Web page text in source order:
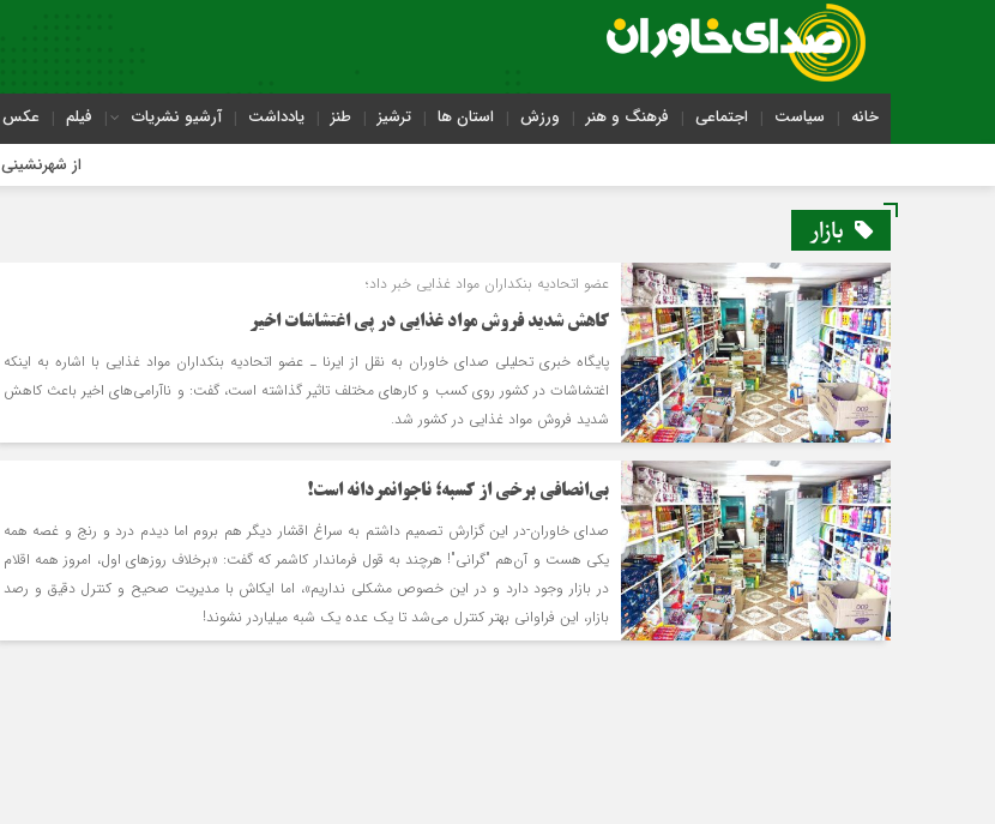
خانه سیاست اجتماعی فرهنگ و هنر ورزش استان ها ترشیز طنز یادداشت آرشیو نشریات فیلم عکس
از شهرنشینی تا شهروندی
بازار
عضو اتحادیه بنکداران مواد غذایی خبر داد؛
کاهش شدید فروش مواد غذایی در پی اغتشاشات اخیر
پایگاه خبری تحلیلی صدای خاوران به نقل از ایرنا ـ عضو اتحادیه بنکداران مواد غذایی با اشاره به اینکه
اغتشاشات در کشور روی کسب و کارهای مختلف تاثیر گذاشته است، گفت: و ناآرامی‌های اخیر باعث کاهش
شدید فروش مواد غذایی در کشور شد.
بی‌انصافی برخی از کسبه؛ ناجوانمردانه است!
صدای خاوران-در این گزارش تصمیم داشتم به سراغ اقشار دیگر هم بروم اما دیدم درد و رنج و غصه همه
یکی هست و آن‌هم "گرانی"! هرچند به قول فرماندار کاشمر که گفت: «برخلاف روزهای اول، امروز همه اقلام
در بازار وجود دارد و در این خصوص مشکلی نداریم»، اما ایکاش با مدیریت صحیح و کنترل دقیق و رصد
بازار، این فراوانی بهتر کنترل می‌شد تا یک عده یک شبه میلیاردر نشوند!